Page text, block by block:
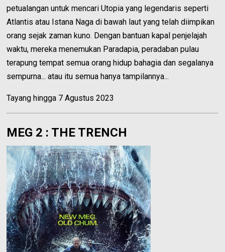
petualangan untuk mencari Utopia yang legendaris seperti
Atlantis atau Istana Naga di bawah laut yang telah diimpikan
orang sejak zaman kuno. Dengan bantuan kapal penjelajah
waktu, mereka menemukan Paradapia, peradaban pulau
terapung tempat semua orang hidup bahagia dan segalanya
sempurna... atau itu semua hanya tampilannya...
Tayang hingga 7 Agustus 2023
MEG 2 : THE TRENCH